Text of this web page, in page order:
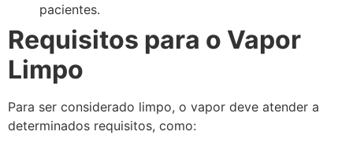
pacientes.
Requisitos para o Vapor
Limpo
Para ser considerado limpo, o vapor deve atender a
determinados requisitos, como: